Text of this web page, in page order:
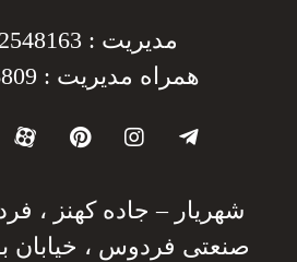
مدیریت : 22548163 (021)
همراه مدیریت : 09120606809
شهریار – جاده کهنز ،
صنعتی فردوس ، خیابان